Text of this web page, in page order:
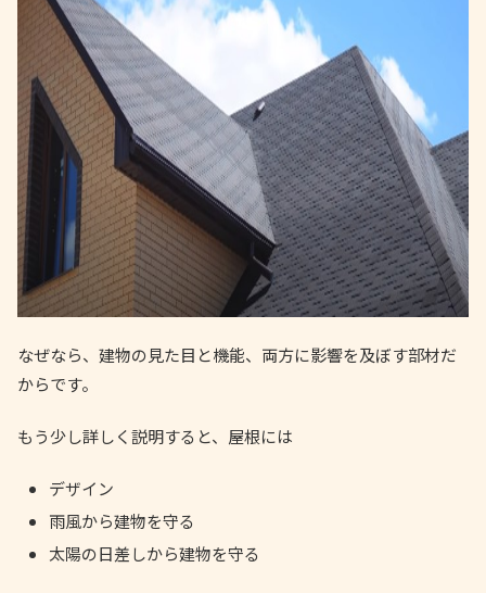
なぜなら、建物の見た目と機能、両方に影響を及ぼす部材だ
からです。
もう少し詳しく説明すると、屋根には
デザイン
雨風から建物を守る
太陽の日差しから建物を守る